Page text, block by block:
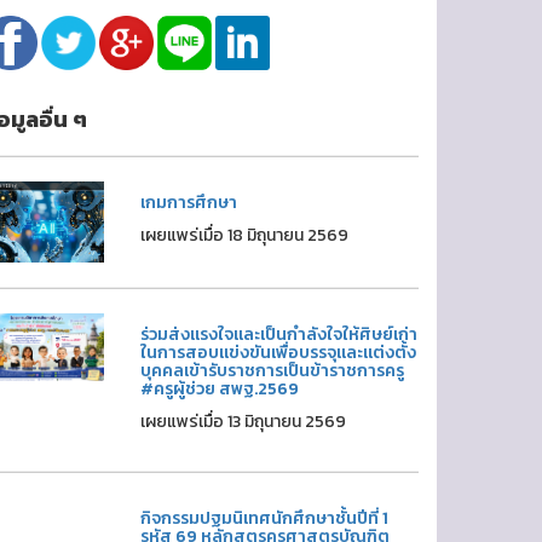
มูลอื่น ๆ
เกมการศึกษา
เผยแพร่เมื่อ 18 มิถุนายน 2569
ร่วมส่งแรงใจและเป็นกำลังใจให้ศิษย์เก่า
ในการสอบแข่งขันเพื่อบรรจุและแต่งตั้ง
บุคคลเข้ารับราชการเป็นข้าราชการครู
#ครูผู้ช่วย สพฐ.2569
เผยแพร่เมื่อ 13 มิถุนายน 2569
กิจกรรมปฐมนิเทศนักศึกษาชั้นปีที่ 1
รหัส 69 หลักสูตรครุศาสตรบัณฑิต